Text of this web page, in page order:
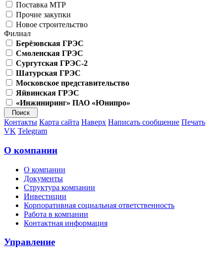
Поставка МТР
Прочие закупки
Новое строительство
Филиал
Берёзовская ГРЭС
Смоленская ГРЭС
Сургутская ГРЭС-2
Шатурская ГРЭС
Московское представительство
Яйвинская ГРЭС
«Инжиниринг» ПАО «Юнипро»
Контакты Карта сайта Наверх Написать сообщение Печать
VK Telegram
О компании
О компании
Документы
Структура компании
Инвестиции
Корпоративная социальная ответственность
Работа в компании
Контактная информация
Управление